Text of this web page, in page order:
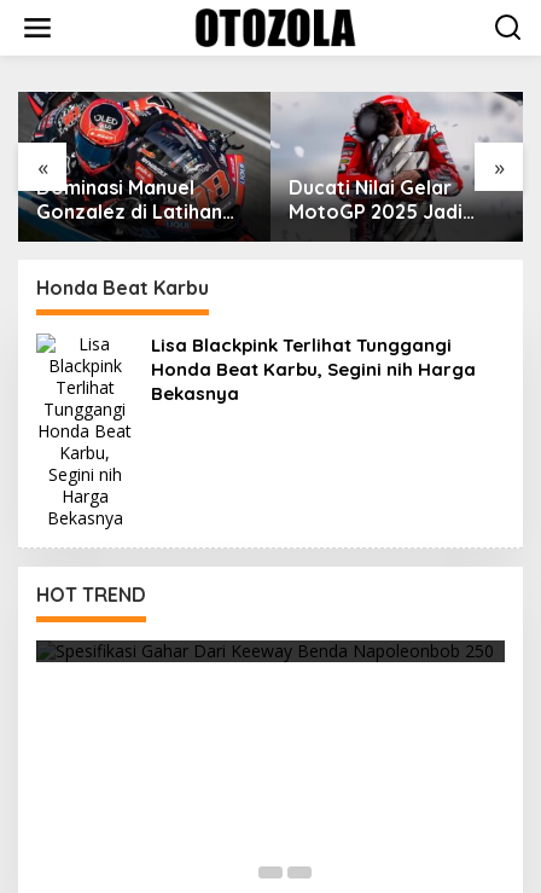
content
« »
Ducati Nilai Gelar
MotoGP 2025 Jadi
Cara Marc Marquez
VinFast Perkenalkan
dengan Fitur Anti
Peluru
Honda Beat Karbu
Lisa Blackpink Terlihat Tunggangi
Honda Beat Karbu, Segini nih Harga
Bekasnya
HOT TREND